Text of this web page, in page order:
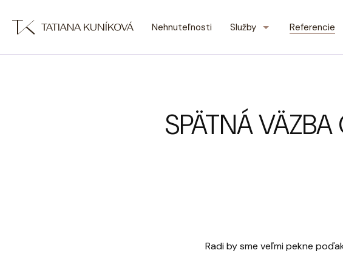
Nehnuteľnosti Služby Referencie
SPÄTNÁ
Radi by sme veľmi pekne